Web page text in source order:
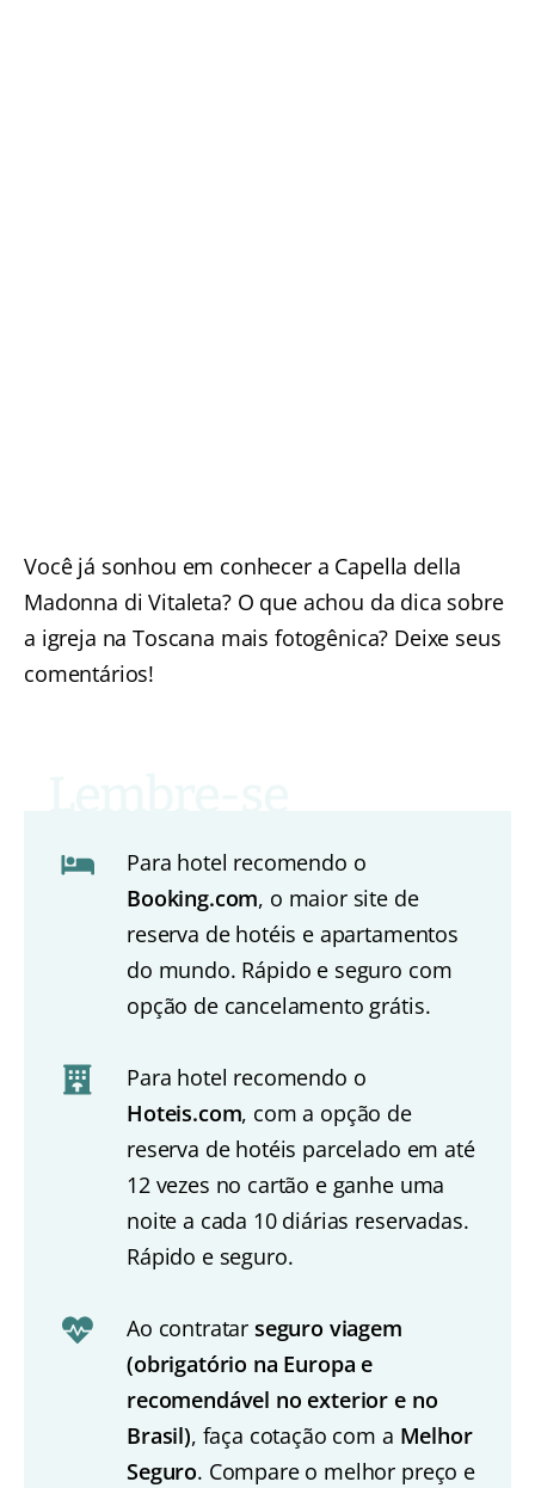
Você já sonhou em conhecer a Capella della
Madonna di Vitaleta? O que achou da dica sobre
a igreja na Toscana mais fotogênica? Deixe seus
comentários!
Para hotel recomendo o
Booking.com, o maior site de
reserva de hotéis e apartamentos
do mundo. Rápido e seguro com
opção de cancelamento grátis.
Para hotel recomendo o
Hoteis.com, com a opção de
reserva de hotéis parcelado em até
12 vezes no cartão e ganhe uma
noite a cada 10 diárias reservadas.
Rápido e seguro.
Ao contratar seguro viagem
(obrigatório na Europa e
recomendável no exterior e no
Brasil), faça cotação com a Melhor
Seguro. Compare o melhor preço e